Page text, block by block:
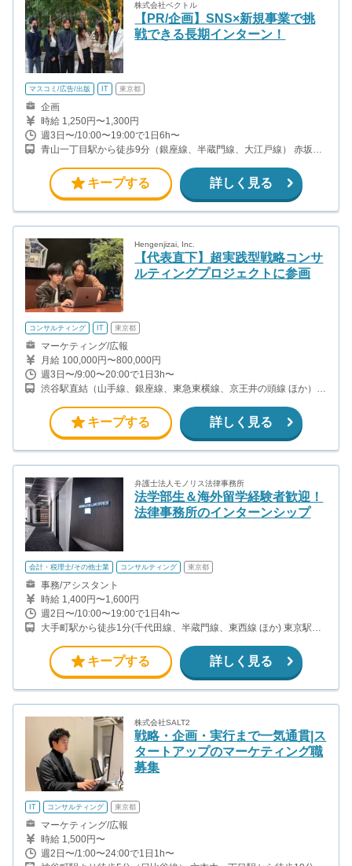
株式会社ベクトル
【PR/企画】SNS×新規事業で挑
戦できる長期インターン！
マスコミ/広告/出版 IT 東京都
企画
時給 1,250円〜1,300円
週3日〜/10:00〜19:00で1日6h〜
青山一丁目駅から徒歩9分（銀座線、半蔵門線、大江戸線） 赤坂駅
キープする 詳しく見る
Hengenjizai, Inc.
【代表直下】超実践型戦略コンサ
ルティングプロジェクトに参画
コンサルティング IT 東京都
マーケティング/広報
月給 100,000円〜800,000円
週3日〜/9:00〜20:00で1日3h〜
渋谷駅直結（山手線、銀座線、東急東横線、京王井の頭線 ほか）
キープする 詳しく見る
弁護士法人モノリス法律事務所
法学部生＆海外留学経験者歓迎！
法律事務所のインターンシップ
会計・税理士/その他士業 コンサルティング 東京都
事務/アシスタント
時給 1,400円〜1,600円
週2日〜/10:00〜19:00で1日4h〜
大手町駅から徒歩1分(千代田線、半蔵門線、東西線 ほか) 東京駅か
（山手線、中央線、京浜東北線 ほか） 竹橋駅から徒歩9分（東西
線）
キープする 詳しく見る
株式会社SALT2
戦略・企画・実行まで一気通貫|ス
タートアップのマーケティング職
募集
IT コンサルティング 東京都
マーケティング/広報
時給 1,500円〜
週2日〜/1:00〜24:00で1日1h〜